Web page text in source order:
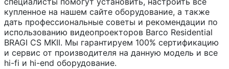
купленное на нашем сайте оборудование, а также
дать профессиональные советы и рекомендации по
использованию видеопроекторов Barco Residential
BRAGI CS MKII. Мы гарантируем 100% сертификацию
и сервис от производителя на данную модель и все
hi-fi и hi-end оборудование.